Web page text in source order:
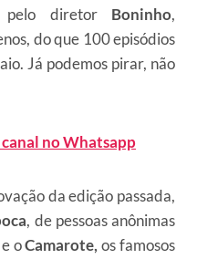
pelo diretor Boninho,
do que 100 episódios
Já podemos pirar, não
no Whatsapp
da edição passada,
, de pessoas anônimas
e oCamarote, os famosos